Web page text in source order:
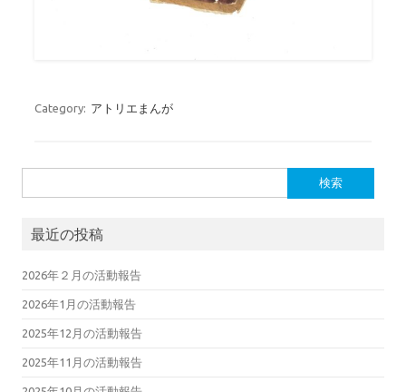
Category: アトリエまんが
最近の投稿
2026年２月の活動報告
2026年1月の活動報告
2025年12月の活動報告
2025年11月の活動報告